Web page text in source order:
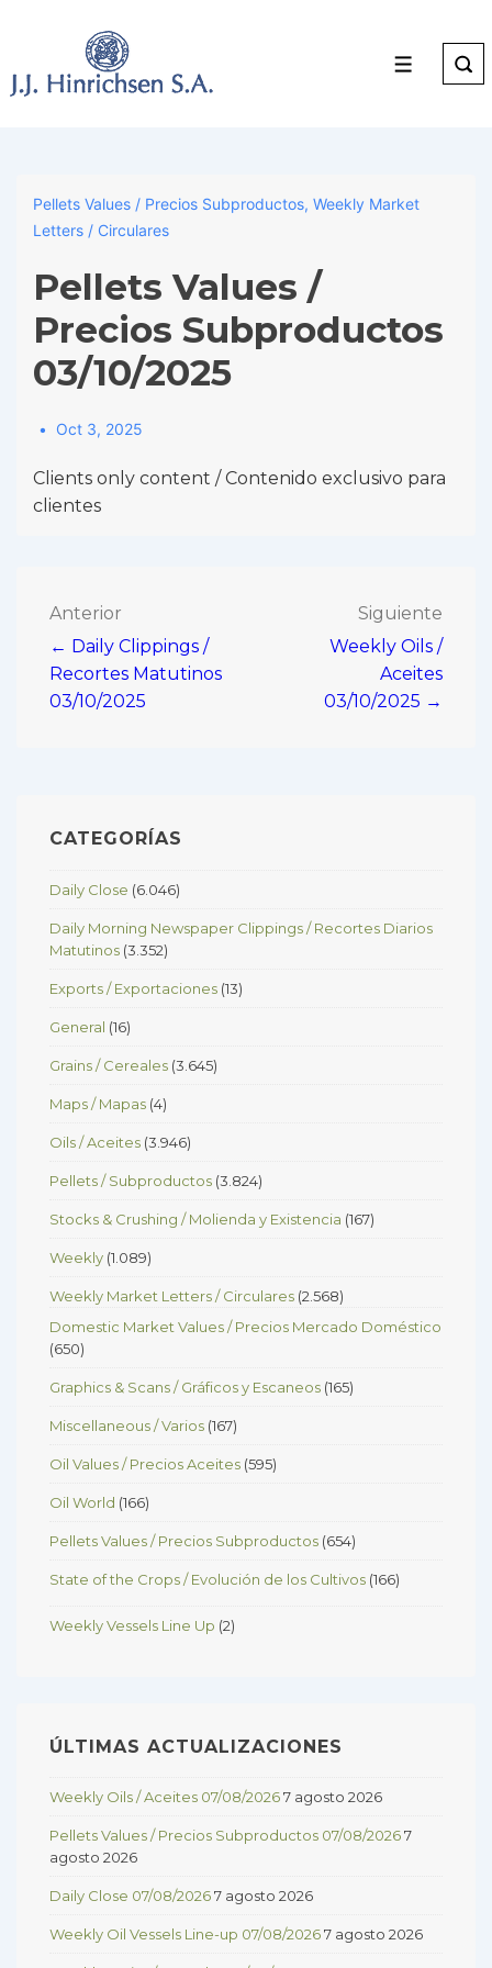
Main
Menu
Pellets Values / Precios Subproductos, Weekly Market
Letters / Circulares
Pellets Values /
Precios Subproductos
03/10/2025
Oct 3, 2025
Clients only content / Contenido exclusivo para
clientes
Navegación
de
entradas
Anterior
← Daily Clippings /
Recortes Matutinos
03/10/2025
Siguiente
Weekly Oils /
Aceites
03/10/2025 →
CATEGORÍAS
Daily Close (6.046)
Daily Morning Newspaper Clippings / Recortes Diarios
Matutinos (3.352)
Exports / Exportaciones (13)
General (16)
Grains / Cereales (3.645)
Maps / Mapas (4)
Oils / Aceites (3.946)
Pellets / Subproductos (3.824)
Stocks & Crushing / Molienda y Existencia (167)
Weekly (1.089)
Weekly Market Letters / Circulares (2.568)
Domestic Market Values / Precios Mercado Doméstico
(650)
Graphics & Scans / Gráficos y Escaneos (165)
Miscellaneous / Varios (167)
Oil Values / Precios Aceites (595)
Oil World (166)
Pellets Values / Precios Subproductos (654)
State of the Crops / Evolución de los Cultivos (166)
Weekly Vessels Line Up (2)
ÚLTIMAS ACTUALIZACIONES
Weekly Oils / Aceites 07/08/20267 agosto 2026
Pellets Values / Precios Subproductos 07/08/20267
agosto 2026
Daily Close 07/08/20267 agosto 2026
Weekly Oil Vessels Line-up 07/08/20267 agosto 2026